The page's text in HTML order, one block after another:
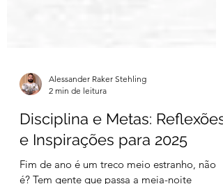
2 min de leitura
Disciplina e Metas: Reflexões
e Inspirações para 2025